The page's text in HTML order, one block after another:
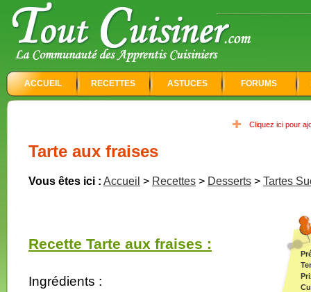
ACCUEIL RECETTES ASTUCES FORUMS
Cliquez ici pour
Tarte aux fraises
Vous êtes ici : Accueil > Recettes > Desserts > Tartes
Recette Tarte aux fraises :
Ingrédients :